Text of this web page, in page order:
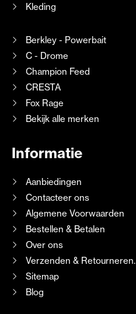
Kleding
Berkley - Powerbait
C - Drome
Champion Feed
CRESTA
Fox Rage
Bekijk alle merken
Informatie
Aanbiedingen
Contacteer ons
Algemene Voorwaarden
Bestellen & Betalen
Over ons
Verzenden & Retourneren.
Sitemap
Blog